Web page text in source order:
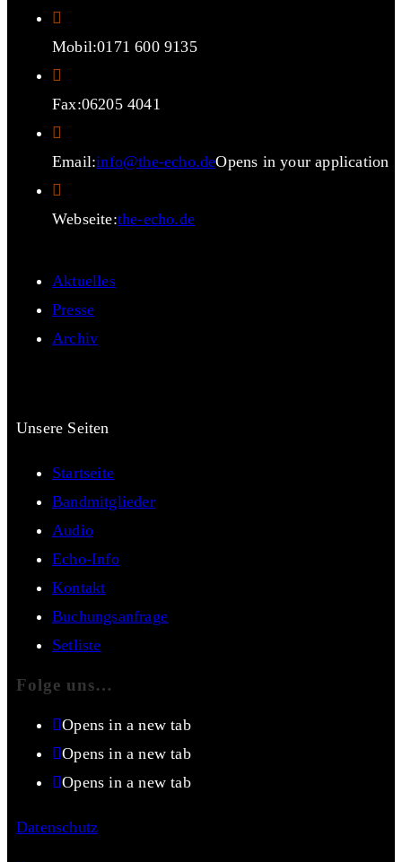
Mobil:0171 600 9135
Fax:06205 4041
Email:info@the-echo.deOpens in your application
Webseite:the-echo.de
Aktuelles
Presse
Archiv
Unsere Seiten
Startseite
Bandmitglieder
Audio
Echo-Info
Kontakt
Buchungsanfrage
Setliste
Folge uns…
Opens in a new tab
Opens in a new tab
Opens in a new tab
Datenschutz